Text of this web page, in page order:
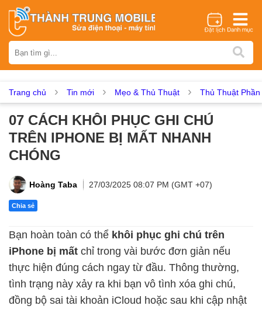
iPhone Samsung Oppo Xiaomi Realme Vivo
Asus Sony Vertu LG Tecno
Dịch vụ sửa chữa
Thay mic Thay rung Thay main Unlock - Mở Khoá
Màn hình Vsmart Màn hình Google Pixel
Thay pin
Pin iPhone Pin Samsumg Pin Oppo Pin Xiaomi
Trang chủ Tin mới Mẹo & Thủ Thuật Thủ Thuật
07 CÁCH KHÔI PHỤC GHI CHÚ
TRÊN IPHONE BỊ MẤT NHANH
CHÓNG
Hoàng Taba 27/03/2025 08:07 PM (GMT +07)
Chia sẻ
Bạn hoàn toàn có thể khôi phục ghi chú trên
iPhone bị mất chỉ trong vài bước đơn giản nếu
thực hiện đúng cách ngay từ đầu. Thông thường,
tình trạng này xảy ra khi bạn vô tình xóa ghi chú,
đồng bộ sai tài khoản iCloud hoặc sau khi cập nhật